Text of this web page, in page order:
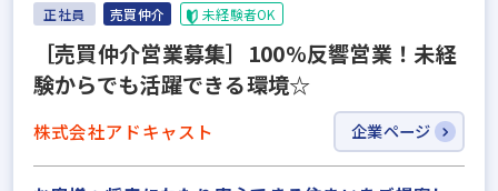
正社員 売買仲介 未経験者OK
［売買仲介営業募集］100%反響営業！未経
験からでも活躍できる環境☆
株式会社アドキャスト 企業ページ